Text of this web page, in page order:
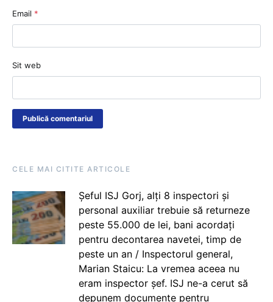
Email *
Sit web
CELE MAI CITITE ARTICOLE
Șeful ISJ Gorj, alți 8 inspectori și
personal auxiliar trebuie să returneze
peste 55.000 de lei, bani acordați
pentru decontarea navetei, timp de
peste un an / Inspectorul general,
Marian Staicu: La vremea aceea nu
eram inspector șef. ISJ ne-a cerut să
depunem documente pentru